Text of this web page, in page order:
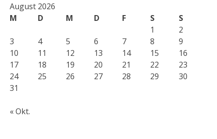
August 2026
M
D M D F S
S
1
2
3
4 5 6 7 8
9
10
11 12 13 14 15
16
17
18 19 20 21 22
23
24
25 26 27 28 29
30
31
« Okt.